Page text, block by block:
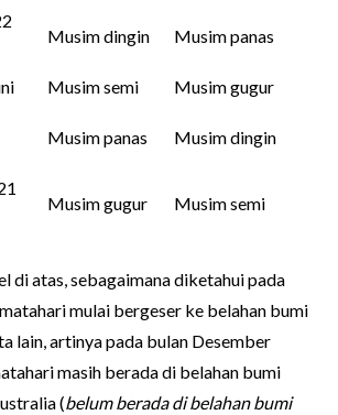
Musim dingin Musim panas
Musim semi
Musim gugur
Musim panas Musim dingin
Musim gugur Musim semi
di atas, sebagaimana diketahui pada
mulai bergeser ke belahan bumi
lain, artinya pada bulan Desember
masih berada di belahan bumi
(belum berada di belahan bumi